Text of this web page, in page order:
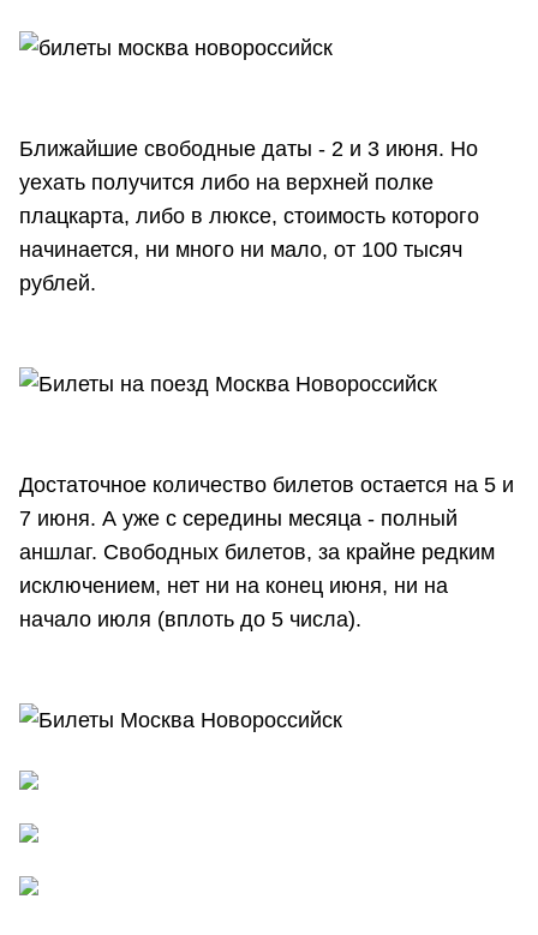
Ближайшие свободные даты - 2 и 3 июня. Но
уехать получится либо на верхней полке
плацкарта, либо в люксе, стоимость которого
начинается, ни много ни мало, от 100 тысяч
рублей.
Достаточное количество билетов остается на 5 и
7 июня. А уже с середины месяца - полный
аншлаг. Свободных билетов, за крайне редким
исключением, нет ни на конец июня, ни на
начало июля (вплоть до 5 числа).